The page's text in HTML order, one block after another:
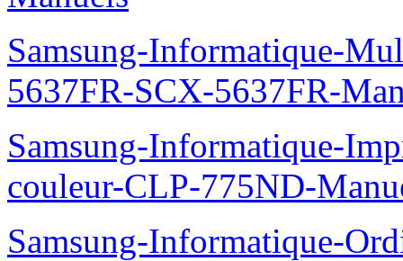
Samsung-Informatique-
5637FR-SCX-5637FR-
Samsung-Informatique-
couleur-CLP-775ND-
Samsung-Informatique-